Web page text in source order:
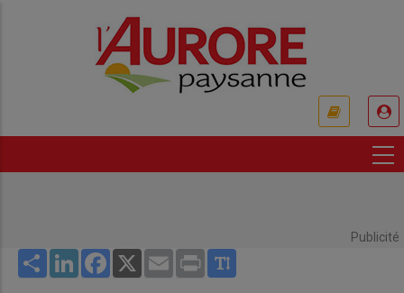
Publicité
Share LinkedInFacebook
X Email Print